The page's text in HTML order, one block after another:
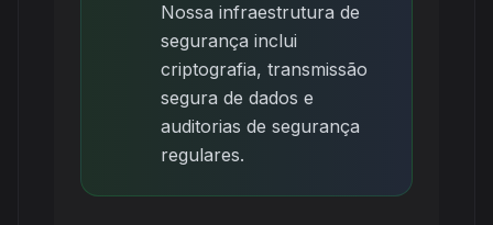
Nossa infraestrutura de
segurança inclui
criptografia, transmissão
segura de dados e
auditorias de segurança
regulares.